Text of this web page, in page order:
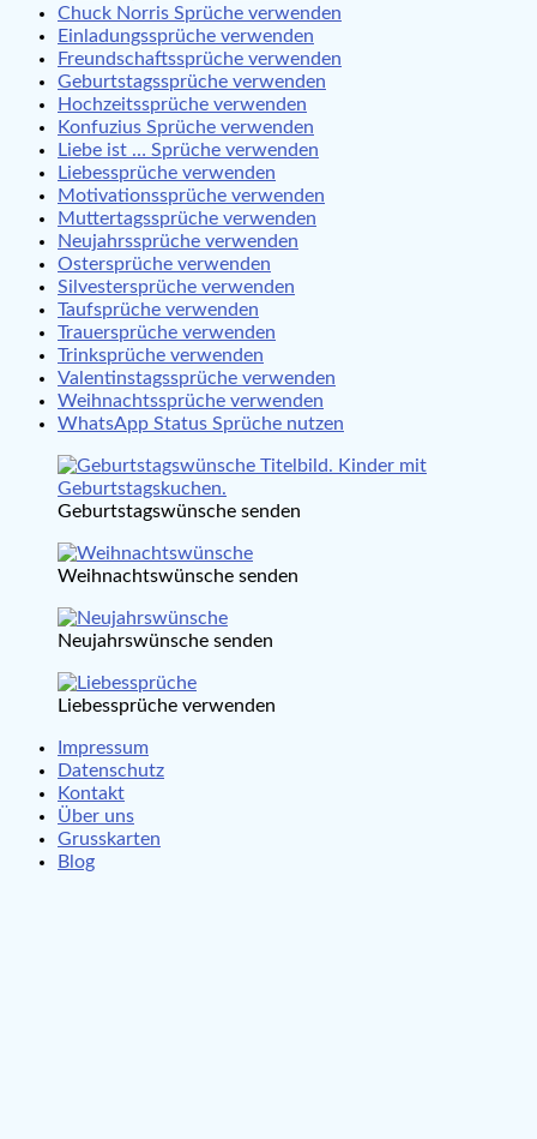
Chuck Norris Sprüche verwenden
Einladungssprüche verwenden
Freundschaftssprüche verwenden
Geburtstagssprüche verwenden
Hochzeitssprüche verwenden
Konfuzius Sprüche verwenden
Liebe ist … Sprüche verwenden
Liebessprüche verwenden
Motivationssprüche verwenden
Muttertagssprüche verwenden
Neujahrssprüche verwenden
Ostersprüche verwenden
Silvestersprüche verwenden
Taufsprüche verwenden
Trauersprüche verwenden
Trinksprüche verwenden
Valentinstagssprüche verwenden
Weihnachtssprüche verwenden
WhatsApp Status Sprüche nutzen
Geburtstagswünsche senden
Weihnachtswünsche senden
Neujahrswünsche senden
Liebessprüche verwenden
Impressum
Datenschutz
Kontakt
Über uns
Grusskarten
Blog